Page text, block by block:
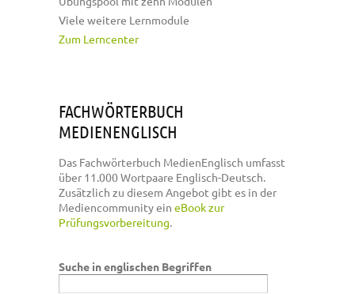
Viele weitere Lernmodule
Zum Lerncenter
FACHWÖRTERBUCH
MEDIENENGLISCH
Das Fachwörterbuch MedienEnglisch umfasst
über 11.000 Wortpaare Englisch-Deutsch.
Zusätzlich zu diesem Angebot gibt es in der
Mediencommunity ein eBook zur
Prüfungsvorbereitung.
Suche in englischen Begriffen